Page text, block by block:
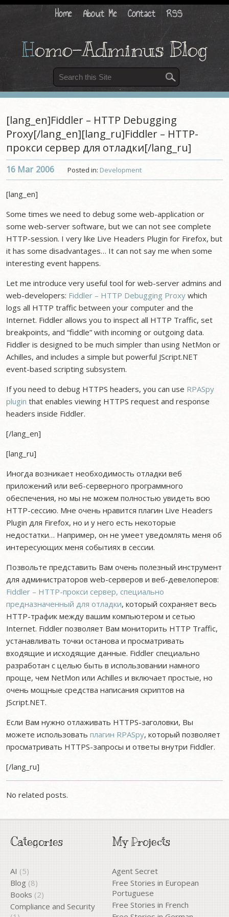
Home About Me Contact RSS
Homo-Adminus Blog
[lang_en]Fiddler – HTTP Debugging
Proxy[/lang_en][lang_ru]Fiddler – HTTP-
прокси сервер для отладки[/lang_ru]
Posted in: Development
16 Mar 2006
[lang_en]
Some times we need to debug some web-application or
some web-server software, but we can not see complete
HTTP-session. I very like Live Headers Plugin for Firefox, but
it has some disadvantages… It can not say me when some
interesting event happens.
Let me introduce very useful tool for web-server admins and
web-developers: Fiddler – HTTP Debugging Proxy which
logs all HTTP traffic between your computer and the
Internet. Fiddler allows you to inspect all HTTP Traffic, set
breakpoints, and “fiddle” with incoming or outgoing data.
Fiddler is designed to be much simpler than using NetMon or
Achilles, and includes a simple but powerful JScript.NET
event-based scripting subsystem.
If you need to debug HTTPS headers, you can use RPASpy
plugin that enables viewing HTTPS request and response
headers inside Fiddler.
[/lang_en]
[lang_ru]
Иногда возникает необходимость отладки веб
приложений или веб-серверного программного
обеспечения, но мы не можем полностью увидеть всю
HTTP-сессию. Мне очень нравится плагин Live Headers
Plugin для Firefox, но и у него есть некоторые
недостатки… Например, он не умеет уведомлять меня об
интересующих меня событиях в сессии.
Позвольте представить Вам очень полезный инструмент
для администраторов web-серверов и веб-девелоперов:
Fiddler – HTTP-прокси сервер, специально
предназначенный для отладки, который сохраняет весь
HTTP-трафик между вашим компьютером и сетью
Internet. Fiddler позволяет Вам мониторить HTTP Traffic,
устанавливать точки останова и просматривать
входящие и исходящие данные. Fiddler специально
разработан с целью быть в использовании намного
проще, чем NetMon или Achilles и включает простые, но
очень мощные средства написания скриптов на
JScript.NET.
Если Вам нужно отлаживать HTTPS-заголовки, Вы
можете использоватьплагин RPASpy, который позволяет
просматривать HTTPS-запросы и ответы внутри Fiddler.
[/lang_ru]
No related posts.
Categories
AI (5)
Blog (8)
Books (2)
Compliance and Security
My Projects
Agent Secret
Free Stories in European
Portuguese
Free Stories in French